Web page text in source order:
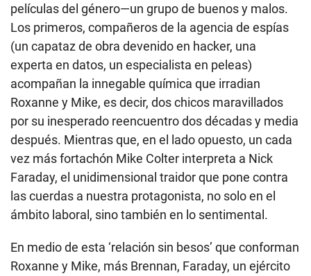
películas del género—un grupo de buenos y malos.
Los primeros, compañeros de la agencia de espías
(un capataz de obra devenido en hacker, una
experta en datos, un especialista en peleas)
acompañan la innegable química que irradian
Roxanne y Mike, es decir, dos chicos maravillados
por su inesperado reencuentro dos décadas y media
después. Mientras que, en el lado opuesto, un cada
vez más fortachón Mike Colter interpreta a Nick
Faraday, el unidimensional traidor que pone contra
las cuerdas a nuestra protagonista, no solo en el
ámbito laboral, sino también en lo sentimental.
En medio de esta ‘relación sin besos’ que conforman
Roxanne y Mike, más Brennan, Faraday, un ejército